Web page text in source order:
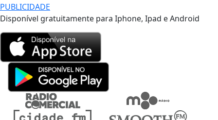
PUBLICIDADE
Disponível gratuitamente para Iphone, Ipad e Android